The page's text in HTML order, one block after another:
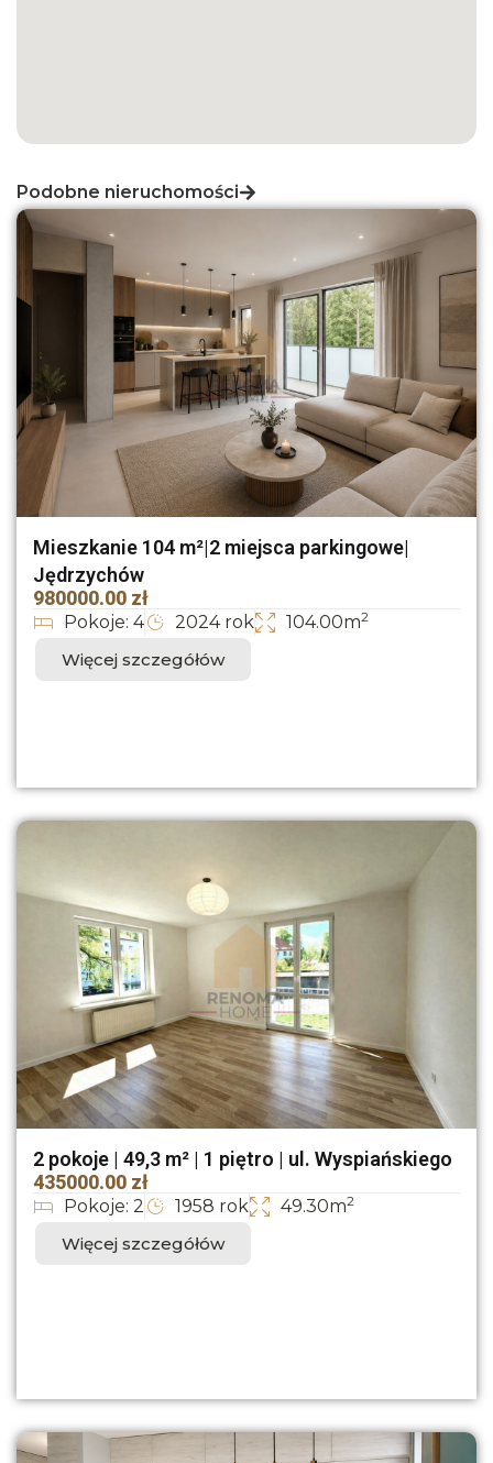
Podobne nieruchomości
Mieszkanie 104 m²|2 miejsca parkingowe|
Jędrzychów
980000.00 zł
Pokoje: 4 2024 rok 104.00m2
Więcej szczegółów
2 pokoje | 49,3 m² | 1 piętro | ul. Wyspiańskiego
435000.00 zł
Pokoje: 2 1958 rok 49.30m2
Więcej szczegółów